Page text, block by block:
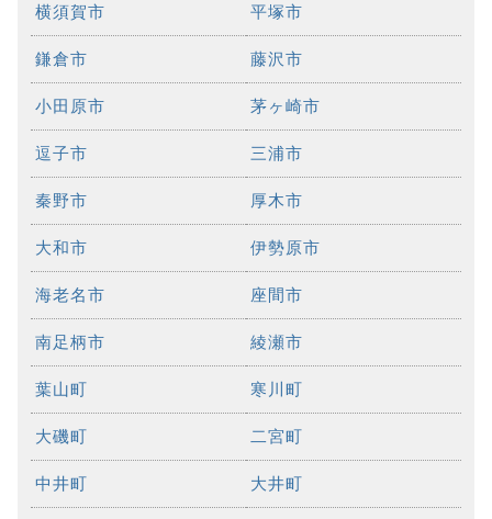
横須賀市 平塚市
鎌倉市 藤沢市
小田原市 茅ヶ崎市
逗子市 三浦市
秦野市 厚木市
大和市 伊勢原市
海老名市 座間市
南足柄市 綾瀬市
葉山町 寒川町
大磯町 二宮町
中井町 大井町